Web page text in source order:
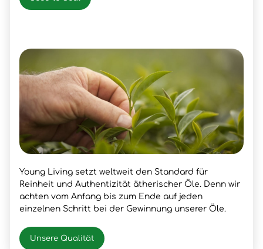
Young Living setzt weltweit den Standard für
Reinheit und Authentizität ätherischer Öle. Denn wir
achten vom Anfang bis zum Ende auf jeden
einzelnen Schritt bei der Gewinnung unserer Öle.
Unsere Qualität